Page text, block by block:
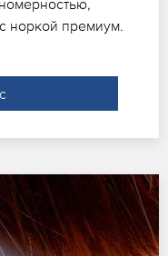
норкой премиум.